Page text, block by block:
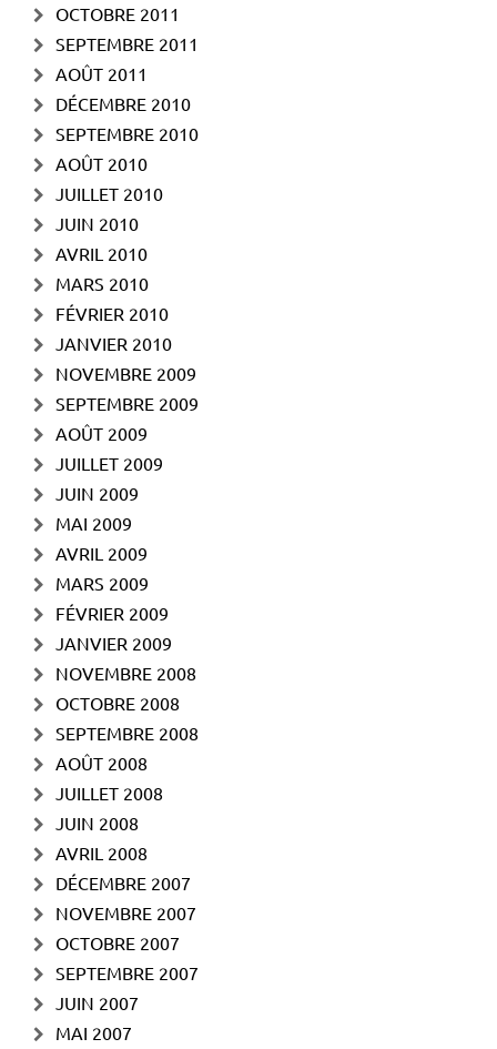
OCTOBRE 2011
SEPTEMBRE 2011
AOÛT 2011
DÉCEMBRE 2010
SEPTEMBRE 2010
AOÛT 2010
JUILLET 2010
JUIN 2010
AVRIL 2010
MARS 2010
FÉVRIER 2010
JANVIER 2010
NOVEMBRE 2009
SEPTEMBRE 2009
AOÛT 2009
JUILLET 2009
JUIN 2009
MAI 2009
AVRIL 2009
MARS 2009
FÉVRIER 2009
JANVIER 2009
NOVEMBRE 2008
OCTOBRE 2008
SEPTEMBRE 2008
AOÛT 2008
JUILLET 2008
JUIN 2008
AVRIL 2008
DÉCEMBRE 2007
NOVEMBRE 2007
OCTOBRE 2007
SEPTEMBRE 2007
JUIN 2007
MAI 2007